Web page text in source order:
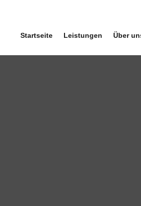
Startseite Leistungen Über